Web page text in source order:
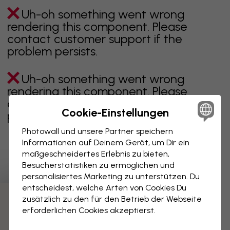
Uh-oh something went wrong
rendering this component. Please
contact customer support if the
problem persists.
Uh-oh something went wrong
rendering this component. Please
contact customer support if the
problem persists.
Zeigt Seite 1 von 20 Seiten
Weitere Kategorien entdecken
Cookie-Einstellungen
Photowall und unsere Partner speichern
Informationen auf Deinem Gerät, um Dir ein
maßgeschneidertes Erlebnis zu bieten,
Besucherstatistiken zu ermöglichen und
personalisiertes Marketing zu unterstützen. Du
entscheidest, welche Arten von Cookies Du
zusätzlich zu den für den Betrieb der Webseite
erforderlichen Cookies akzeptierst.